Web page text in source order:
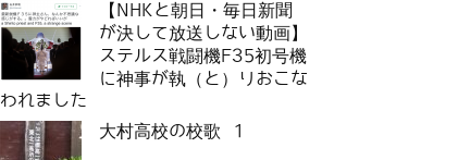
【NHKと朝日・毎日新聞
が決して放送しない動画】
ステルス戦闘機F35初号機
に神事が執（と）りおこな
われました
大村高校の校歌 1